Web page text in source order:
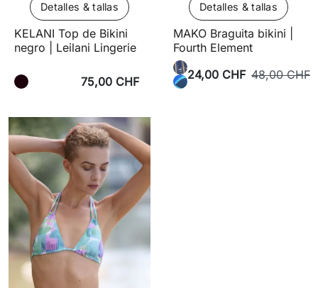
Detalles & tallas
KELANI Top de Bikini
negro | Leilani Lingerie
75,00 CHF
Detalles & tallas
MAKO Braguita bikini |
Fourth Element
24,00 CHF 48,00 CHF